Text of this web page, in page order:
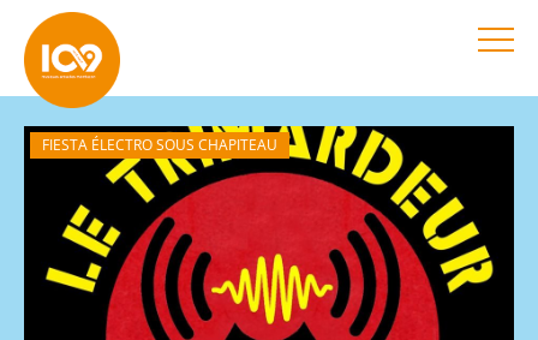
FIESTA ÉLECTRO SOUS CHAPITEAU